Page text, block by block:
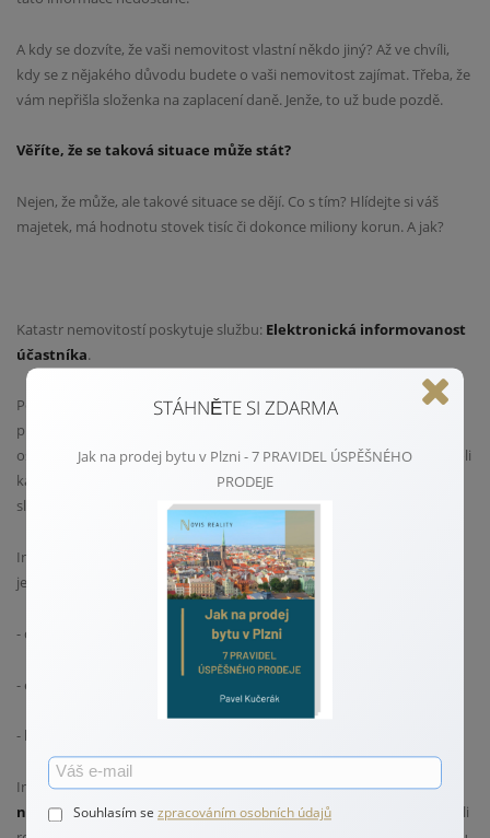
A kdy se dozvíte, že vaši nemovitost vlastní někdo jiný? Až ve chvíli,
kdy se z nějakého důvodu budete o vaši nemovitost zajímat. Třeba, že
vám nepřišla složenka na zaplacení daně. Jenže, to už bude pozdě.
Věříte, že se taková situace může stát?
Nejen, že může, ale takové situace se dějí. Co s tím? Hlídejte si váš
majetek, má hodnotu stovek tisíc či dokonce miliony korun. A jak?
Katastr nemovitostí poskytuje službu: Elektronická informovanost
účastníka.
Pokud má zájemce o službu datovou schránku, může si službu zřídit
přes webovou aplikaci bez nutnosti návštěvy katastrálního ú řadu. V
ostatních případech lze o z řízení služby zažádat osobně na kterémkoli
katastrálním úřadu;
žádosti o službu jsou vyřizovány na počkání
služba je aktivní hned po zaplacení úplaty.
Informace o změnách jsou uživateli služby zasílány na jeho žádost
jedním ze způsobů:
- do datové schránky nebo
- elektronickou poštou nebo
- krátkou textovou zprávou (SMS).
Informace o změnách katastru v rozsahu0 - 20 sledovaných
nemovitostí stojí 200,- Kč. Jsem toho názoru, že za dvě stovky (nikoli
STÁHNĚTE SI ZDARMA
Jak na prodej bytu v Plzni - 7 PRAVIDEL ÚSPĚŠNÉHO
PRODEJE
Souhlasím se zpracováním osobních údajů